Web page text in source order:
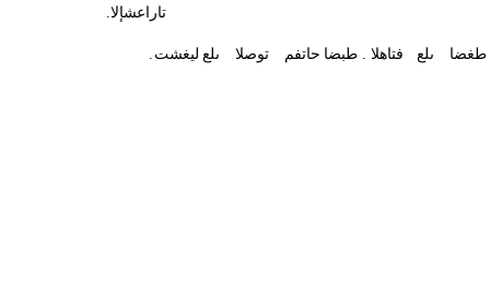
تاراعشإلا.
طغضا ىلع فتاهلا . طبضا حاتفم توصلا ىلع ليغشت .